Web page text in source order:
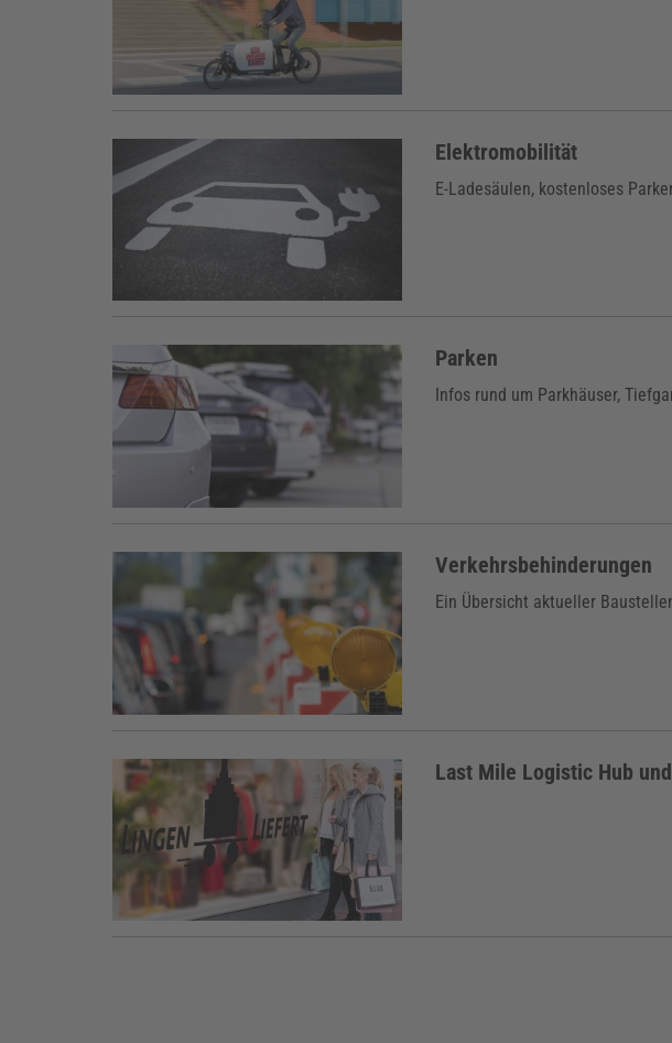
Elektromobilität
E-Ladesäulen, kostenloses
Parken
Infos rund um Parkhäuser,
Verkehrsbehinderungen
Ein Übersicht aktueller
Last Mile Logistic Hub